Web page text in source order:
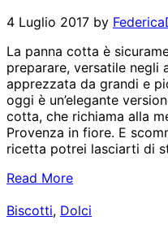
4 Luglio 2017 by
La panna cotta è
preparare, versatile negli
apprezzata da grandi e
oggi è un’elegante
cotta, che richiama alla
Provenza in fiore. E
ricetta potrei lasciarti di
Read More
Biscotti, Dolci